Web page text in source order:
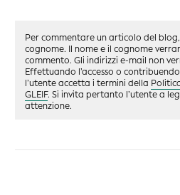
Per commentare un articolo del
cognome. Il nome e il cognome
commento. Gli indirizzi e-mail non
Effettuando l’accesso o
l’utente accetta i termini della
GLEIF. Si invita pertanto l’utente a
attenzione.